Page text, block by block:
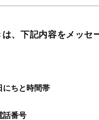
、下記内容をメッセ
にちと時間帯
話番号